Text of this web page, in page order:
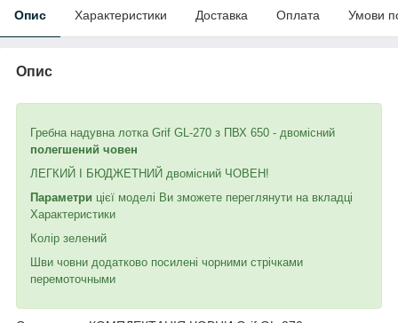
Опис Характеристики Доставка Оплата Умови
Опис
Гребна надувна лотка Grif GL-270 з ПВХ 650 - двомісний
полегшений човен
ЛЕГКИЙ І БЮДЖЕТНИЙ двомісний ЧОВЕН!
Параметри цієї моделі Ви зможете переглянути на вкладці
Характеристики
Колір зелений
Шви човни додатково посилені чорними стрічками
перемоточными